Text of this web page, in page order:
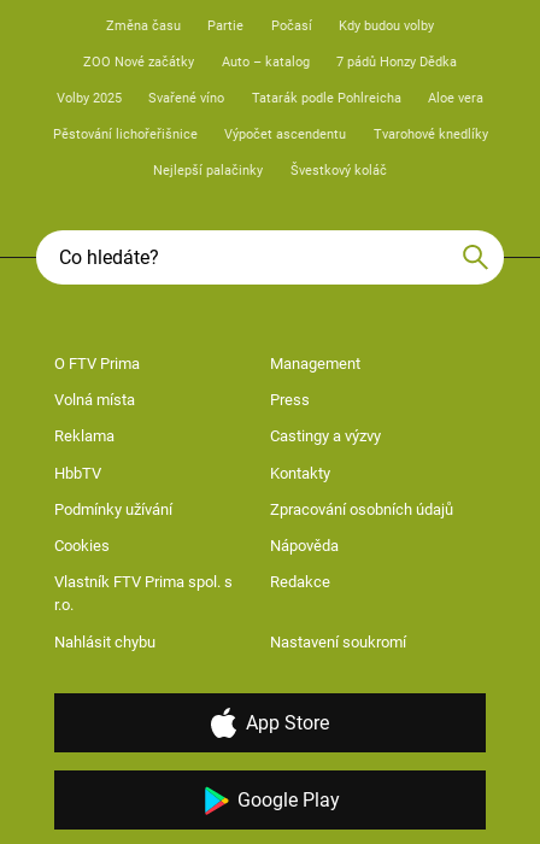
Změna času Partie Počasí Kdy budou volby
ZOO Nové začátky Auto – katalog 7 pádů Honzy Dědka
Volby 2025 Svařené víno Tatarák podle Pohlreicha Aloe vera
Pěstování lichořeřišnice Výpočet ascendentu Tvarohové knedlíky
Nejlepší palačinky Švestkový koláč
O FTV Prima Management
Volná místa Press
Reklama Castingy a výzvy
HbbTV Kontakty
Podmínky užívání Zpracování osobních údajů
Cookies Nápověda
Vlastník FTV Prima spol. s
r.o.
Redakce
Nahlásit chybu Nastavení soukromí
App Store
Google Play